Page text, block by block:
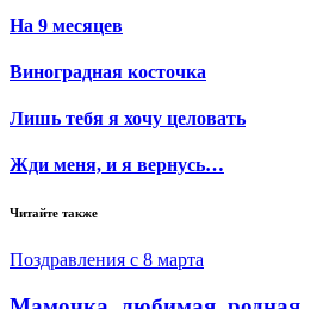
На 9 месяцев
Виноградная косточка
Лишь тебя я хочу целовать
Жди меня, и я вернусь…
Читайте также
Поздравления с 8 марта